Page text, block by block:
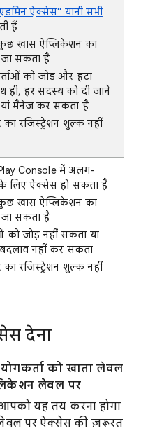
ऐक्सेस" यानी सभी
हैं
खास ऐप्लिकेशन का
सकता है
को जोड़ और हटा
ही, हर सदस्य को दी जाने
मैनेज कर सकता है
रजिस्ट्रेशन शुल्क नहीं
Console में अलग-
लिए ऐक्सेस हो सकता है
खास ऐप्लिकेशन का
सकता है
को जोड़ नहीं सकता या
नहीं कर सकता
रजिस्ट्रेशन शुल्क नहीं
देना
को खाता लेवल
लेवल पर
यह तय करना होगा
पर ऐक्सेस की ज़रूरत